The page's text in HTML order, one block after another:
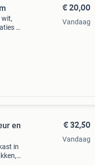
wit,
of
€ 20,00
Vandaag
en
in
€ 32,50
Vandaag